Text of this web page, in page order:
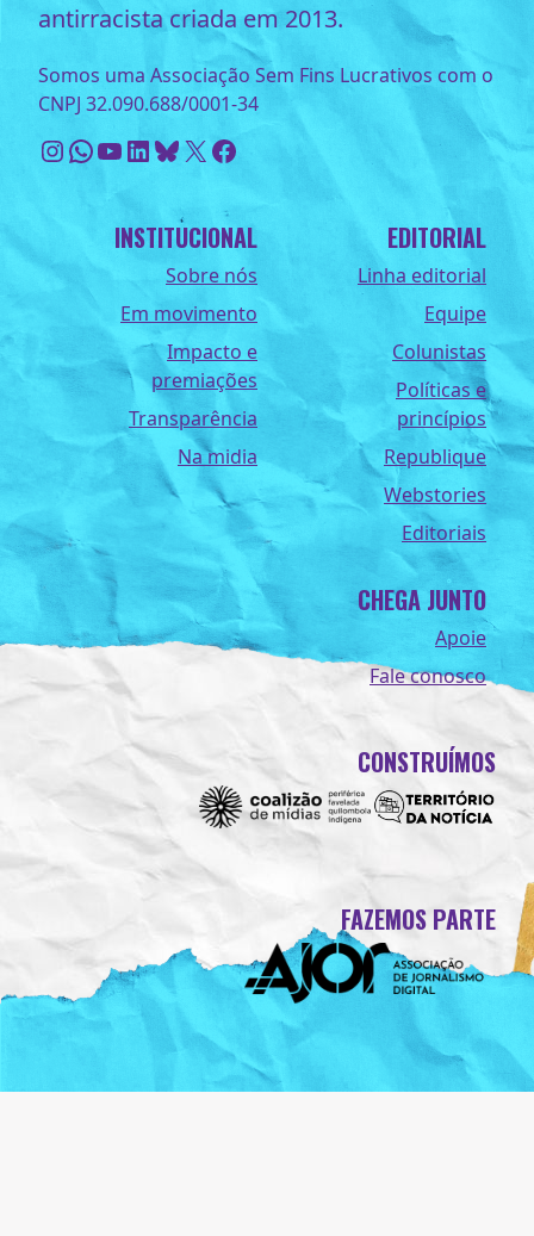
antirracista criada em 2013.
Somos uma Associação Sem Fins Lucrativos com o
CNPJ 32.090.688/0001-34
Instagram
WhatsApp
Youtube
LinkedIn
Bluesky
X Facebook
INSTITUCIONAL
Sobre nós
Em movimento
Impacto e
premiações
Transparência
Na midia
EDITORIAL
Linha editorial
Equipe
Colunistas
Políticas e
princípios
Republique
Webstories
Editoriais
CHEGA JUNTO
Apoie
Fale conosco
CONSTRUÍMOS
FAZEMOS PARTE